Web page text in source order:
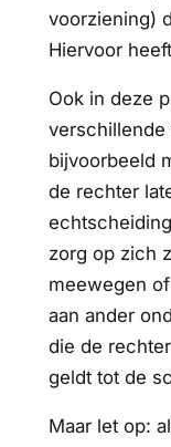
voorziening)
Hiervoor
Ook in deze
verschillende
bijvoorbeeld
de rechter
zorg op zich
meewegen
aan ander
die de
geldt tot de
Maar let op: